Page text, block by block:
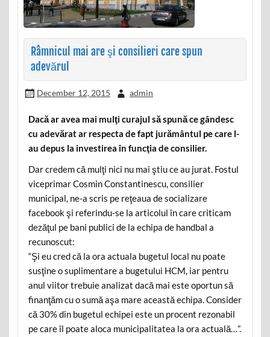
Râmnicul mai are şi consilieri care spun
adevărul
December 12, 2015 admin
Dacă ar avea mai mulţi curajul să spună ce gândesc
cu adevărat ar respecta de fapt jurământul pe care l-
au depus la investirea în funcţia de consilier.
Dar credem că mulţi nici nu mai ştiu ce au jurat. Fostul
viceprimar Cosmin Constantinescu, consilier
municipal, ne-a scris pe reţeaua de socializare
facebook şi referindu-se la articolul în care criticam
dezăţul pe bani publici de la echipa de handbal a
recunoscut:
“Şi eu cred că la ora actuala bugetul local nu poate
susţine o suplimentare a bugetului HCM, iar pentru
anul viitor trebuie analizat dacă mai este oportun să
finanţăm cu o sumă aşa mare această echipa. Consider
că 30% din bugetul echipei este un procent rezonabil
pe care îl poate aloca municipalitatea la ora actuală…”.